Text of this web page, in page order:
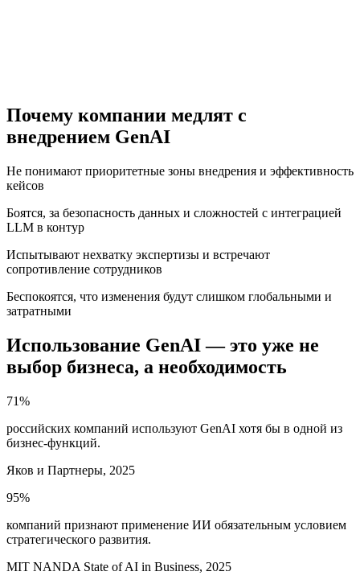
Почему компании медлят с
внедрением GenAI
Не понимают приоритетные зоны внедрения и эффективность
кейсов
Боятся, за безопасность данных и сложностей с интеграцией
LLM в контур
Испытывают нехватку экспертизы и встречают
сопротивление сотрудников
Беспокоятся, что изменения будут слишком глобальными и
затратными
Использование GenAI — это уже не
выбор бизнеса, а необходимость
71%
российских компаний используют GenAI хотя бы в одной из
бизнес-функций.
Яков и Партнеры, 2025
95%
компаний признают применение ИИ обязательным условием
стратегического развития.
MIT NANDA State of AI in Business, 2025